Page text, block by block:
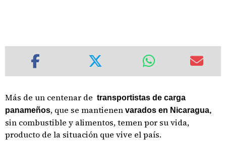
Más de un centenar de transportistas de carga
panameños, que se mantienen varados en Nicaragua,
sin combustible y alimentos, temen por su vida,
producto de la situación que vive el país.